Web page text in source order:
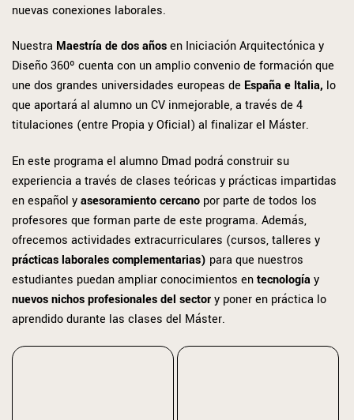
nuevas conexiones laborales.
Nuestra Maestría de dos añosen Iniciación Arquitectónica y
Diseño 360º cuenta con un amplio convenio de formación que
une dos grandes universidades europeas de España e Italia, lo
que aportará al alumno un CV inmejorable, a través de 4
titulaciones (entre Propia y Oficial) al finalizar el Máster.
En este programa el alumno Dmad podrá construir su
experiencia a través de clases teóricas y prácticas impartidas
en español yasesoramiento cercano por parte de todos los
profesores que forman parte de este programa. Además,
ofrecemos actividades extracurriculares (cursos, talleres y
prácticas laborales complementarias) para que nuestros
estudiantes puedan ampliar conocimientos entecnologíay
nuevos nichos profesionales del sectory poner en práctica lo
aprendido durante las clases del Máster.